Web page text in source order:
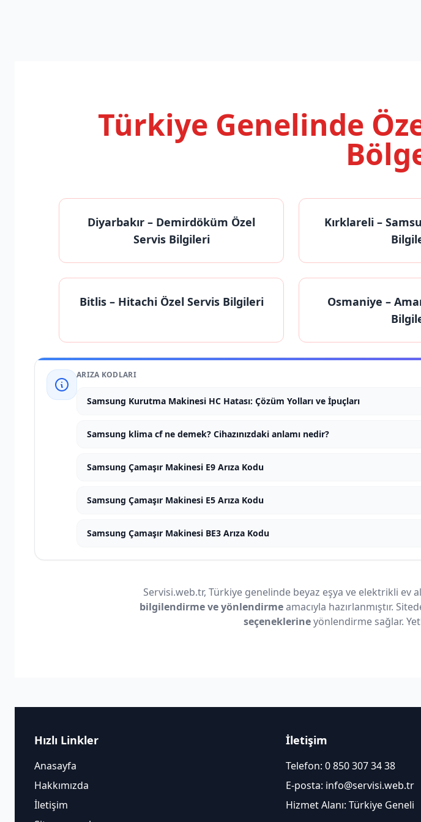
Türkiye Genelinde
Diyarbakır – Demirdöküm Özel
Servis Bilgileri
Kırklareli–
Bitlis– Hitachi Özel Servis Bilgileri Osmaniye –
ARIZA KODLARI
Samsung Kurutma Makinesi HC Hatası: Çözüm Yolları ve İpuçları
Samsung klima cf ne demek? Cihazınızdaki anlamı nedir?
Samsung Çamaşır Makinesi E9 Arıza Kodu
Samsung Çamaşır Makinesi E5 Arıza Kodu
Samsung Çamaşır Makinesi BE3 Arıza Kodu
Servisi.web.tr, Türkiye genelinde beyaz eşya ve elektrikli ev
bilgilendirme ve yönlendirmeamacıyla hazırlanmıştır.
seçeneklerineyönlendirme sağlar.
Hızlı Linkler
Anasayfa
Hakkımızda
İletişim
İletişim
Telefon: 0 850 307 34 38
E-posta: info@servisi.web.tr
Hizmet Alanı: Türkiye Geneli